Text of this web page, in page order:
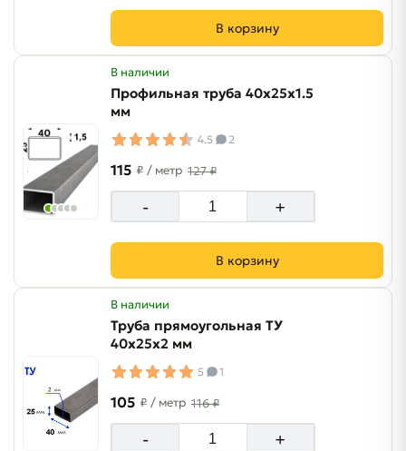
В корзину
В наличии
Профильная труба 40х25х1.5
мм
4.5 2
115 ₽ / метр 127 ₽
- +
В корзину
В наличии
Труба прямоугольная ТУ
40х25х2 мм
5 1
105 ₽ / метр 116 ₽
- +